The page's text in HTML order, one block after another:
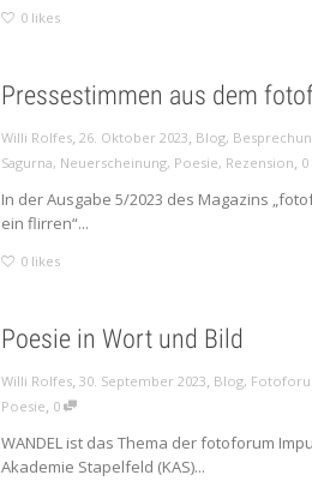
0 likes
Pressestimmen aus dem
Willi Rolfes,26. Oktober 2023, Blog,
Sagurna, Neuerscheinung, Poesie, Rezension, 0
In der Ausgabe 5/2023 des Magazins
ein flirren“...
0 likes
Poesie in Wort und Bild
Willi Rolfes,30. September 2023, Blog,
Poesie, 0
WANDEL ist das Thema der fotoforum
Akademie Stapelfeld (KAS)...